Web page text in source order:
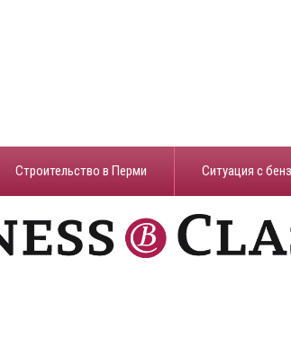
Строительство в Перми ​Ситуация с